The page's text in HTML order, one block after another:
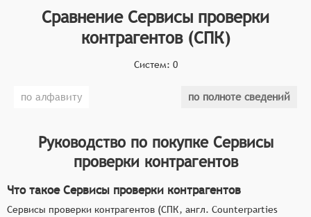
минимизации бизнес-рисков, позволяющее в сжатые
сроки проверить надёжность компании и выявить
потенциальные угрозы на начальном этапе
определяет конкретные функциональные критерии
должны иметь следующие функциональные
возможности:
мгновенный сбор ключевых регистрационных
данных из официальных государственных
Сравнение Сервисы проверки
контрагентов (СПК)
Систем: 0
по алфавиту по полноте сведений
Руководство по покупке Сервисы
проверки контрагентов
Что такое Сервисы проверки контрагентов
Сервисы проверки контрагентов (СПК, англ. Counterparties